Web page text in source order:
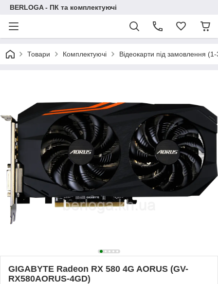
BERLOGA - ПК та комплектуючі
Товари Комплектуючі Відеокарти під замовлення (1-
GIGABYTE Radeon RX 580 4G AORUS (GV-
RX580AORUS-4GD)